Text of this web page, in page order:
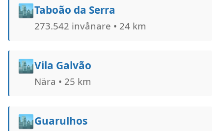
🏙️Taboão da Serra
273.542 invånare • 24 km
🏙️Vila Galvão
Nära • 25 km
🏙️Guarulhos